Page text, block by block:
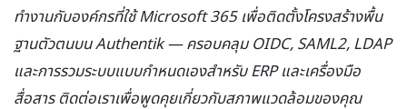
ทำงานกับองค์กรที่ใช้ Microsoft 365 เพื่อติดตั้งโครงสร้างพื้น
ฐานตัวตนบน Authentik — ครอบคลุม OIDC, SAML2, LDAP
และการรวมระบบแบบกำหนดเองสำหรับ ERP และเครื่องมือ
สื่อสาร ติดต่อเราเพื่อพูดคุยเกี่ยวกับสภาพแวดล้อมของคุณ